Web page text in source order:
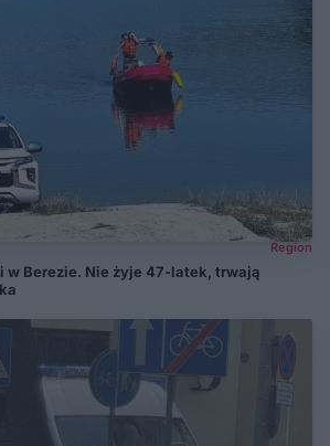
Region
w Berezie. Nie żyje 47-latek, trwają